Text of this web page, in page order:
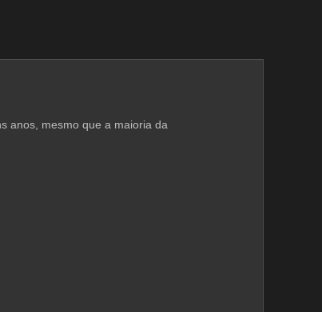
anos, mesmo que a maioria da